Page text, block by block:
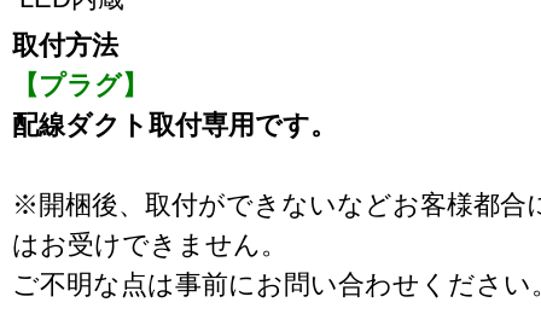
取付方法
【プラグ】
配線ダクト取付専用です。
※開梱後、取付ができないなどお客様都合
はお受けできません。
ご不明な点は事前にお問い合わせください